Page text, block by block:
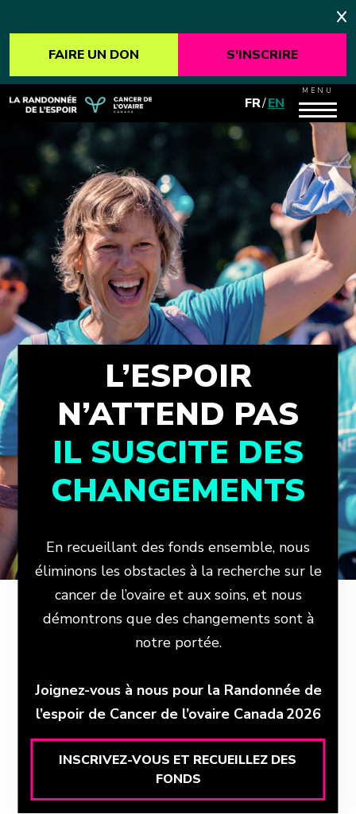
FAIRE UN DON S'INSCRIRE
FR/EN
MENU
L’ESPOIR
N’ATTEND PAS
IL SUSCITE DES
CHANGEMENTS
En recueillant des fonds ensemble, nous
éliminons les obstacles à la recherche sur le
cancer de l’ovaire et aux soins, et nous
démontrons que des changements sont à
notre portée.
Joignez-vous à nous pour la Randonnée de
l’espoir de Cancer de l’ovaire Canada 2026
INSCRIVEZ-VOUS ET RECUEILLEZ DES
FONDS